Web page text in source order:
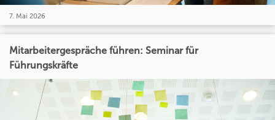
7. Mai 2026
Mitarbeitergespräche führen: Seminar für
Führungskräfte